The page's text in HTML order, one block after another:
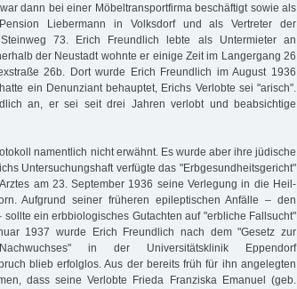
dann bei einer Möbeltransportfirma beschäftigt sowie als
Liebermann in Volksdorf und als Vertreter der
73. Erich Freundlich lebte als Untermieter an
der Neustadt wohnte er einige Zeit im Langergang 26
26b. Dort wurde Erich Freundlich im August 1936
ein Denunziant behauptet, Erichs Verlobte sei "arisch".
an, er sei seit drei Jahren verlobt und beabsichtige
namentlich nicht erwähnt. Es wurde aber ihre jüdische
Untersuchungshaft verfügte das "Erbgesundheitsgericht"
am 23. September 1936 seine Verlegung in die Heil-
Aufgrund seiner früheren epileptischen Anfälle – den
sollte ein erbbiologisches Gutachten auf "erbliche Fallsucht"
1937 wurde Erich Freundlich nach dem "Gesetz zur
in der Universitätsklinik Eppendorf
blieb erfolglos. Aus der bereits früh für ihn angelegten
dass seine Verlobte Frieda Franziska Emanuel (geb.